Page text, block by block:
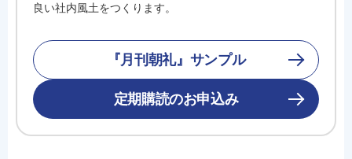
良い社内風土をつくります。
『月刊朝礼』サンプル
定期購読のお申込み